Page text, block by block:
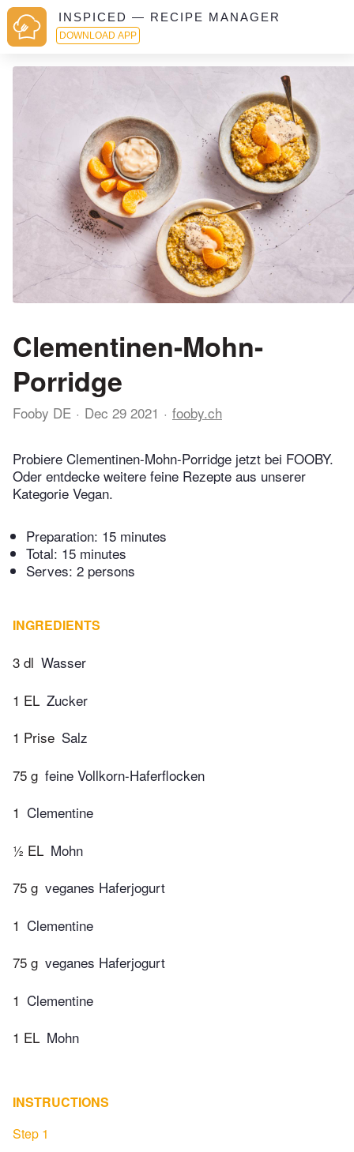
INSPICED — RECIPE MANAGER
DOWNLOAD APP
Clementinen-Mohn-
Porridge
Fooby DE Dec 29 2021 fooby.ch
Probiere Clementinen-Mohn-Porridge jetzt bei FOOBY.
Oder entdecke weitere feine Rezepte aus unserer
Kategorie Vegan.
Preparation: 15 minutes
Total: 15 minutes
Serves: 2 persons
INGREDIENTS
3 dl Wasser
1 EL Zucker
1 Prise Salz
75 g feine Vollkorn-Haferflocken
1 Clementine
½ EL Mohn
75 g veganes Haferjogurt
1 Clementine
75 g veganes Haferjogurt
1 Clementine
1 EL Mohn
INSTRUCTIONS
Step 1